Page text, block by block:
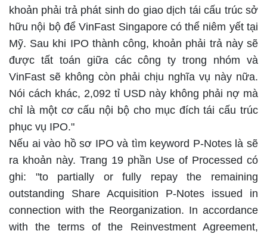
khoản phải trả phát sinh do giao dịch tái cấu trúc sở
hữu nội bộ để VinFast Singapore có thể niêm yết tại
Mỹ. Sau khi IPO thành công, khoản phải trả này sẽ
được tất toán giữa các công ty trong nhóm và
VinFast sẽ không còn phải chịu nghĩa vụ này nữa.
Nói cách khác, 2,092 tỉ USD này không phải nợ mà
chỉ là một cơ cấu nội bộ cho mục đích tái cấu trúc
phục vụ IPO."
Nếu ai vào hồ sơ IPO và tìm keyword P-Notes là sẽ
ra khoản này. Trang 19 phần Use of Processed có
ghi: "to partially or fully repay the remaining
outstanding Share Acquisition P-Notes issued in
connection with the Reorganization. In accordance
with the terms of the Reinvestment Agreement,